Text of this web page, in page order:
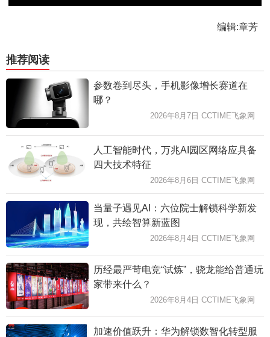
编辑:章芳
推荐阅读
参数卷到尽头，手机影像增长赛道在
哪？
2026年8月7日 CCTIME飞象网
人工智能时代，万兆AI园区网络应具备
四大技术特征
2026年8月6日 CCTIME飞象网
当量子遇见AI：六位院士解锁科学新发
现，共绘智算新蓝图
2026年8月4日 CCTIME飞象网
历经最严苛电竞“试炼”，骁龙能给普通玩
家带来什么？
2026年8月4日 CCTIME飞象网
加速价值跃升：华为解锁数智化转型服